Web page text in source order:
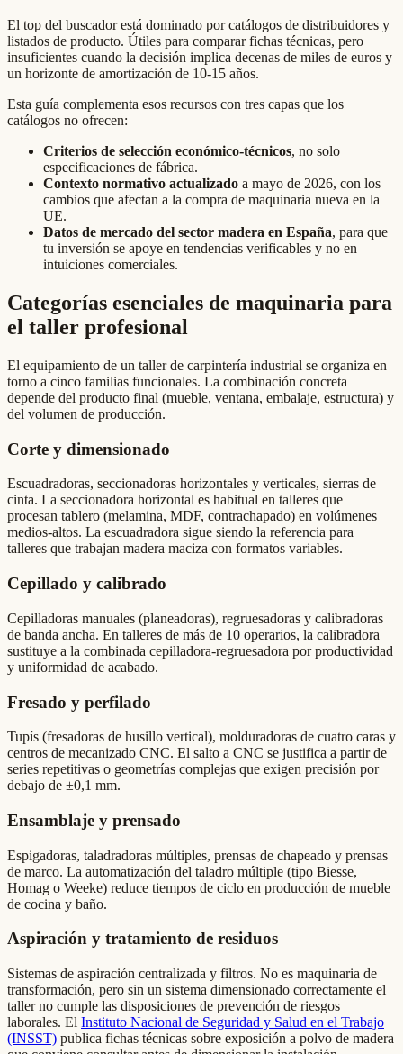
El top del buscador está dominado por catálogos de distribuidores y
listados de producto. Útiles para comparar fichas técnicas, pero
insuficientes cuando la decisión implica decenas de miles de euros y
un horizonte de amortización de 10-15 años.
Esta guía complementa esos recursos con tres capas que los
catálogos no ofrecen:
Criterios de selección económico-técnicos, no solo
especificaciones de fábrica.
Contexto normativo actualizado a mayo de 2026, con los
cambios que afectan a la compra de maquinaria nueva en la
UE.
Datos de mercado del sector madera en España, para que
tu inversión se apoye en tendencias verificables y no en
intuiciones comerciales.
Categorías esenciales de maquinaria para
el taller profesional
El equipamiento de un taller de carpintería industrial se organiza en
torno a cinco familias funcionales. La combinación concreta
depende del producto final (mueble, ventana, embalaje, estructura) y
del volumen de producción.
Corte y dimensionado
Escuadradoras, seccionadoras horizontales y verticales, sierras de
cinta. La seccionadora horizontal es habitual en talleres que
procesan tablero (melamina, MDF, contrachapado) en volúmenes
medios-altos. La escuadradora sigue siendo la referencia para
talleres que trabajan madera maciza con formatos variables.
Cepillado y calibrado
Cepilladoras manuales (planeadoras), regruesadoras y calibradoras
de banda ancha. En talleres de más de 10 operarios, la calibradora
sustituye a la combinada cepilladora-regruesadora por productividad
y uniformidad de acabado.
Fresado y perfilado
Tupís (fresadoras de husillo vertical), molduradoras de cuatro caras y
centros de mecanizado CNC. El salto a CNC se justifica a partir de
series repetitivas o geometrías complejas que exigen precisión por
debajo de ±0,1 mm.
Ensamblaje y prensado
Espigadoras, taladradoras múltiples, prensas de chapeado y prensas
de marco. La automatización del taladro múltiple (tipo Biesse,
Homag o Weeke) reduce tiempos de ciclo en producción de mueble
de cocina y baño.
Aspiración y tratamiento de residuos
Sistemas de aspiración centralizada y filtros. No es maquinaria de
transformación, pero sin un sistema dimensionado correctamente el
taller no cumple las disposiciones de prevención de riesgos
laborales. El Instituto Nacional de Seguridad y Salud en el Trabajo
(INSST) publica fichas técnicas sobre exposición a polvo de madera